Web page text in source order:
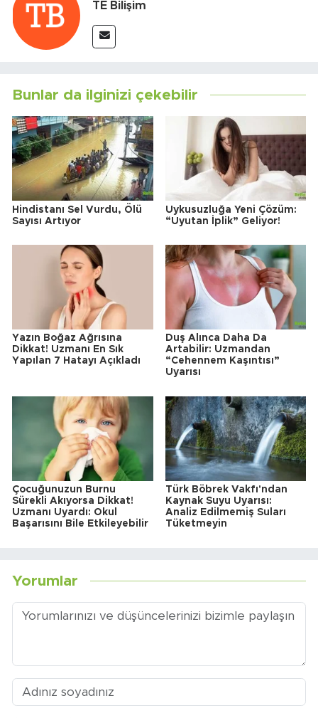
TE Bilişim
Bunlar da ilginizi çekebilir
Hindistanı Sel Vurdu, Ölü
Sayısı Artıyor
Uykusuzluğa Yeni Çözüm:
“Uyutan İplik” Geliyor!
Yazın Boğaz Ağrısına
Dikkat! Uzmanı En Sık
Yapılan 7 Hatayı Açıkladı
Duş Alınca Daha Da
Artabilir: Uzmandan
“Cehennem Kaşıntısı”
Uyarısı
Çocuğunuzun Burnu
Sürekli Akıyorsa Dikkat!
Uzmanı Uyardı: Okul
Başarısını Bile Etkileyebilir
Türk Böbrek Vakfı'ndan
Kaynak Suyu Uyarısı:
Analiz Edilmemiş Suları
Tüketmeyin
Yorumlar